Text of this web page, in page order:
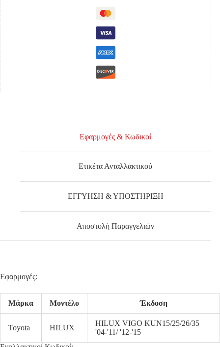
'14
SCB
ΜΟΝΟΚΑΜΠΙΝΟ
(ΖΕΥΓΟΣ)
81CM
ποσότητα
Εφαρμογές & Κωδικοί
Ετικέτα Ανταλλακτικού
ΕΓΓΥΗΣΗ & ΥΠΟΣΤΗΡΙΞΗ
Αποστολή Παραγγελιών
Εφαρμογές:
Μάρκα Μοντέλο Έκδοση
Toyota HILUX
HILUX VIGO KUN15/25/26/35
'04-'11/ '12-'15